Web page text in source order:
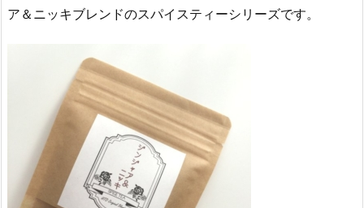
ア＆ニッキブレンドのスパイスティーシリーズです。